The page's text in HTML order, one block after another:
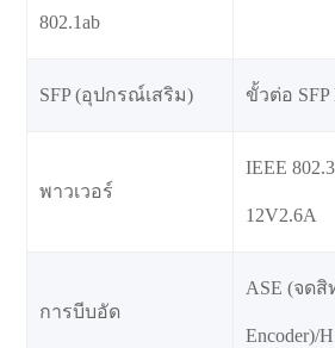
802.1ab
SFP (อุปกรณ์เสริม) ขั้วต่อ SFP
พาวเวอร์
IEEE
12V2.6A
การบีบอัด
ASE (จดสิ
Encoder)/